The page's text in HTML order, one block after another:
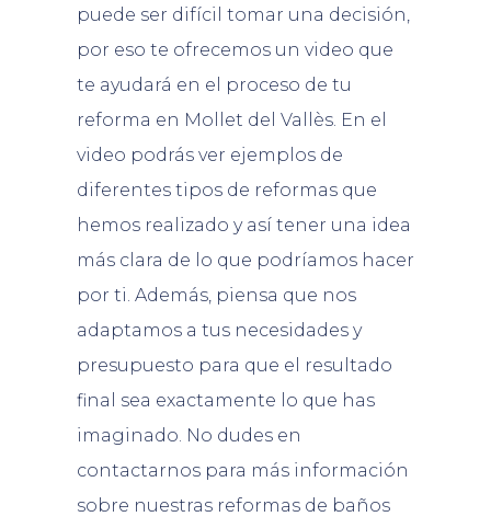
puede ser difícil tomar una decisión,
por eso te ofrecemos un video que
te ayudará en el proceso de tu
reforma en Mollet del Vallès. En el
video podrás ver ejemplos de
diferentes tipos de reformas que
hemos realizado y así tener una idea
más clara de lo que podríamos hacer
por ti. Además, piensa que nos
adaptamos a tus necesidades y
presupuesto para que el resultado
final sea exactamente lo que has
imaginado. No dudes en
contactarnos para más información
sobre nuestras reformas de baños